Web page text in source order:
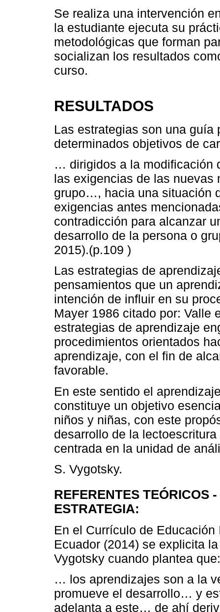
Se realiza una intervención
la estudiante ejecuta su
metodológicas que forman
socializan los resultados
curso.
RESULTADOS
Las estrategias son una
determinados objetivos de
… dirigidos a la modificación
las exigencias de las
grupo…, hacia una situación
exigencias antes
contradicción para alcanzar
desarrollo de la persona o
2015).(p.109 )
Las estrategias de
pensamientos que un
intención de influir en su
Mayer 1986 citado por: Valle
estrategias de aprendizaje
procedimientos orientados
aprendizaje, con el fin de
favorable.
En este sentido el
constituye un objetivo
niños y niñas, con este
desarrollo de la
centrada en la unidad de
S. Vygotsky.
REFERENTES TEÓRICOS
ESTRATEGIA:
En el Currículo de
Ecuador (2014) se explicita
Vygotsky cuando plantea que:
… los aprendizajes son a la
promueve el desarrollo… y
adelanta a este… de ahí